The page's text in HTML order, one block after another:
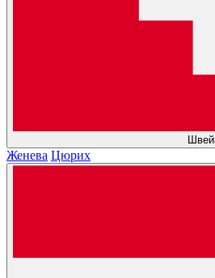
Женева Цюрих